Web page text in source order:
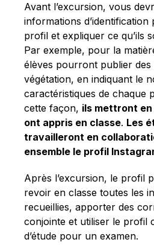
Avant l’excursion, vous
informations
profil et expliquer ce qu’ils
Par exemple, pour la
élèves pourront publier des
végétation, en indiquant le
caractéristiques de chaque
cette façon, ils mettront en
ont appris en classe. Les
travailleront en
ensemble le profil
Après l’excursion, le profil
revoir en classe toutes les
recueillies, apporter des
conjointe et utiliser le profil
d’étude pour un examen.